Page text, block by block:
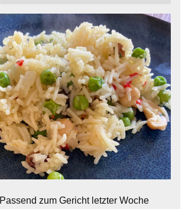
Passend zum Gericht letzter Woche